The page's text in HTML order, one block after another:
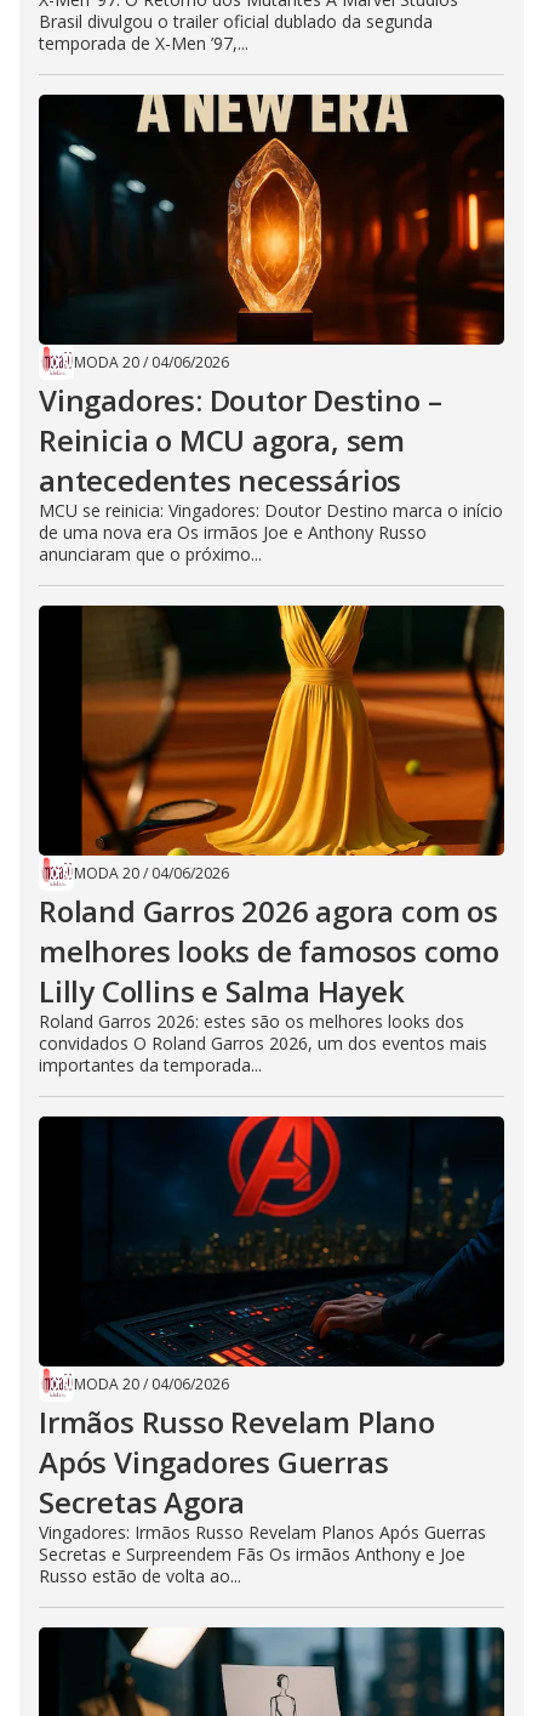
Brasil divulgou o trailer oficial dublado da segunda
temporada de X-Men ’97,...
MODA 20/ 04/06/2026
Vingadores: Doutor Destino –
Reinicia o MCU agora, sem
antecedentes necessários
MCU se reinicia: Vingadores: Doutor Destino marca o início
de uma nova era Os irmãos Joe e Anthony Russo
anunciaram que o próximo...
MODA 20/ 04/06/2026
Roland Garros 2026 agora com os
melhores looks de famosos como
Lilly Collins e Salma Hayek
Roland Garros 2026: estes são os melhores looks dos
convidados O Roland Garros 2026, um dos eventos mais
importantes da temporada...
MODA 20/ 04/06/2026
Irmãos Russo Revelam Plano
Após Vingadores Guerras
Secretas Agora
Vingadores: Irmãos Russo Revelam Planos Após Guerras
Secretas e Surpreendem Fãs Os irmãos Anthony e Joe
Russo estão de volta ao...